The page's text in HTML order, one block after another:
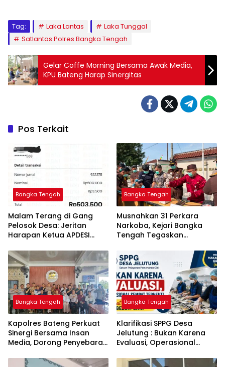
Tag: Laka Lantas
Laka Tunggal
Satlantas Polres Bangka Tengah
Gelar Coffe Morning Bersama Awak Media,
KPU Bateng Harap Sinergitas
Pos Terkait
Bangka Tengah
Malam Terang di Gang
Pelosok Desa: Jeritan
Harapan Ketua APDESI
Babel
Bangka Tengah
Musnahkan 31 Perkara
Narkoba, Kejari Bangka
Tengah Tegaskan
Kejahatan Hingga Tuntas
Bangka Tengah
‎Kapolres Bateng Perkuat
Sinergi Bersama Insan
Media, Dorong Penyebaran
Layanan Polri 110
Bangka Tengah
‎Klarifikasi SPPG Desa
Jelutung : Bukan Karena
Evaluasi, Operasional
Dana Banper Belum Cair